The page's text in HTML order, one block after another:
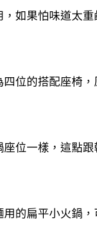
如果怕味道太
位的搭配座椅
位一樣，這點
的扁平小火鍋